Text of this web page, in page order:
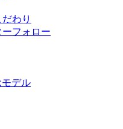
わり
フォロー
モデル